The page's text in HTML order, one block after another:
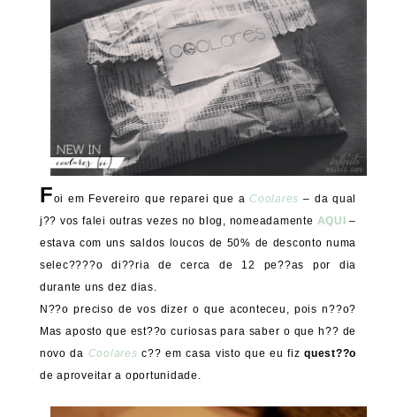
Foi em Fevereiro que reparei que aCoolares – da qual
j?? vos falei outras vezes no blog, nomeadamente AQUI
–
estava com uns saldos loucos de 50% de desconto numa
selec????o di??ria de cerca de 12 pe??as por dia
durante uns dez dias.
N??o preciso de vos dizer o que aconteceu, pois n??o?
Mas aposto que est??o curiosas para saber o que h?? de
novo da Coolares c?? em casa visto que eu fizquest??o
de aproveitar a oportunidade.